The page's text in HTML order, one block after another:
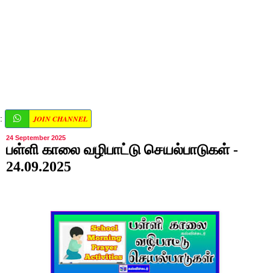
: JOIN CHANNEL
24 September 2025
பள்ளி காலை வழிபாட்டு செயல்பாடுகள் -
24.09.2025